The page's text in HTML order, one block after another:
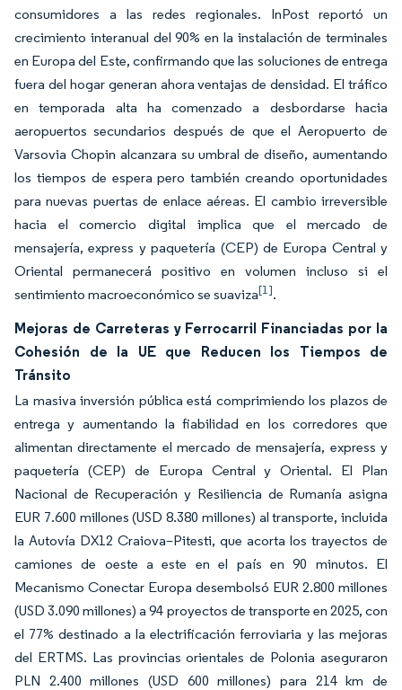
consumidores a las redes regionales. InPost reportó un
crecimiento interanual del 90% en la instalación de terminales
en Europa del Este, confirmando que las soluciones de entrega
fuera del hogar generan ahora ventajas de densidad. El tráfico
en temporada alta ha comenzado a desbordarse hacia
aeropuertos secundarios después de que el Aeropuerto de
Varsovia Chopin alcanzara su umbral de diseño, aumentando
los tiempos de espera pero también creando oportunidades
para nuevas puertas de enlace aéreas. El cambio irreversible
hacia el comercio digital implica que el mercado de
mensajería, express y paquetería (CEP) de Europa Central y
Oriental permanecerá positivo en volumen incluso si el
sentimiento macroeconómico se suaviza[1].
Mejoras de Carreteras y Ferrocarril Financiadas por la
Cohesión de la UE que Reducen los Tiempos de
Tránsito
La masiva inversión pública está comprimiendo los plazos de
entrega y aumentando la fiabilidad en los corredores que
alimentan directamente el mercado de mensajería, express y
paquetería (CEP) de Europa Central y Oriental. El Plan
Nacional de Recuperación y Resiliencia de Rumanía asigna
EUR 7.600 millones (USD 8.380 millones) al transporte, incluida
la Autovía DX12 Craiova–Pitesti, que acorta los trayectos de
camiones de oeste a este en el país en 90 minutos. El
Mecanismo Conectar Europa desembolsó EUR 2.800 millones
(USD 3.090 millones) a 94 proyectos de transporte en 2025, con
el 77% destinado a la electrificación ferroviaria y las mejoras
del ERTMS. Las provincias orientales de Polonia aseguraron
PLN 2.400 millones (USD 600 millones) para 214 km de